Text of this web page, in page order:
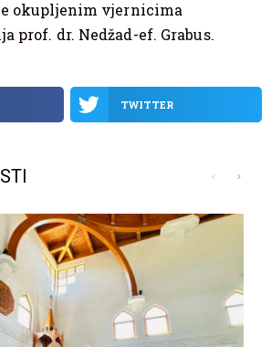
okupljenim vjernicima
prof. dr. Nedžad-ef. Grabus.
TWITTER